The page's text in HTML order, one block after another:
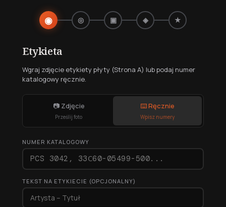
◉ ◎ ▣ ◈ ★
Etykieta
Wgraj zdjęcie etykiety płyty (Strona A) lub podaj numer
katalogowy ręcznie.
📷 Zdjęcie
Prześlij foto
⌨️ Ręcznie
Wpisz numery
NUMER KATALOGOWY
TEKST NA ETYKIECIE (OPCJONALNY)